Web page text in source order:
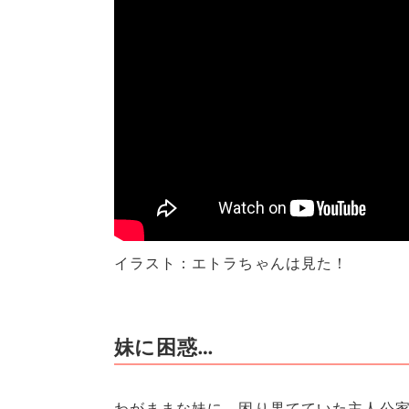
イラスト：エトラちゃんは見た！
妹に困惑…